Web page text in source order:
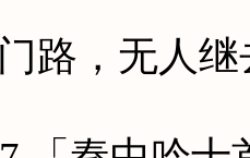
，无人继